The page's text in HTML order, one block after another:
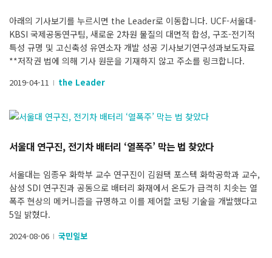
아래의 기사보기를 누르시면 the Leader로 이동합니다. UCF-서울대-
KBSI 국제공동연구팀, 새로운 2차원 물질의 대면적 합성, 구조-전기적
특성 규명 및 고신축성 유연소자 개발 성공 기사보기연구성과보도자료
**저작권 법에 의해 기사 원문을 기재하지 않고 주소를 링크합니다.
2019-04-11 l the Leader
서울대 연구진, 전기차 배터리 ‘열폭주’ 막는 법 찾았다
서울대는 임종우 화학부 교수 연구진이 김원택 포스텍 화학공학과 교수,
삼성 SDI 연구진과 공동으로 배터리 화재에서 온도가 급격히 치솟는 열
폭주 현상의 메커니즘을 규명하고 이를 제어할 코팅 기술을 개발했다고
5일 밝혔다.
2024-08-06 l 국민일보